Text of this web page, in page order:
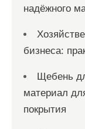
надёжного
бизнеса:
Щебень
материал
покрытия